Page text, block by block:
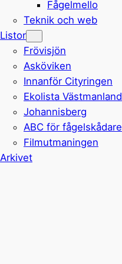
Fågelmello
Teknik och web
Listor
Frövisjön
Asköviken
Innanför Cityringen
Ekolista Västmanland
Johannisberg
ABC för fågelskådare
Filmutmaningen
Arkivet